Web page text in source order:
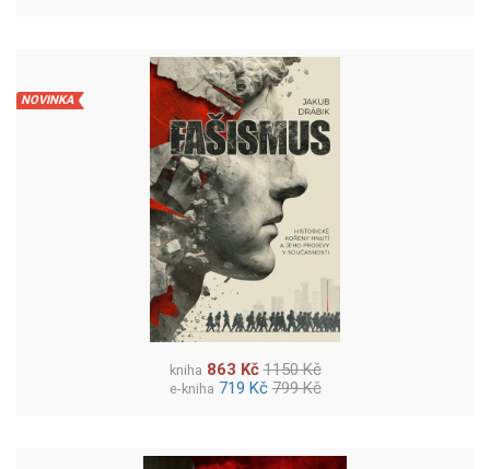
NOVINKA
kniha 863 Kč 1150 Kč
e-kniha 719 Kč 799 Kč